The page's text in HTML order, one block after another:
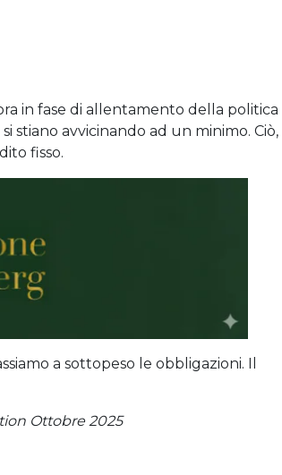
in fase di allentamento della politica
stiano avvicinando ad un minimo. Ciò,
fisso.
a sottopeso le obbligazioni. Il
Ottobre 2025